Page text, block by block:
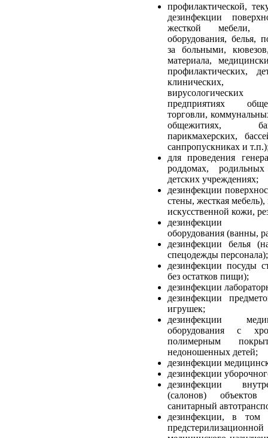
профилактической,
дезинфекции
жесткой мебели,
оборудования, белья,
за больными,
материала,
профилактических,
клинических,
предприятиях
торговли,
общежитиях,
парикмахерских,
санпропускниках и
для проведения
роддомах,
детских учреждениях;
дезинфекции
стены, жесткая
искусственной кожи,
дезинфекции
оборудования (ванны,
дезинфекции белья
спецодежды персонала);
дезинфекции посуды
без остатков пищи);
дезинфекции
дезинфекции
игрушек;
дезинфекции
оборудования с
полимерным
недоношенных детей;
дезинфекции
дезинфекции
дезинфекции
(салонов) объектов
санитарный
дезинфекции, в том